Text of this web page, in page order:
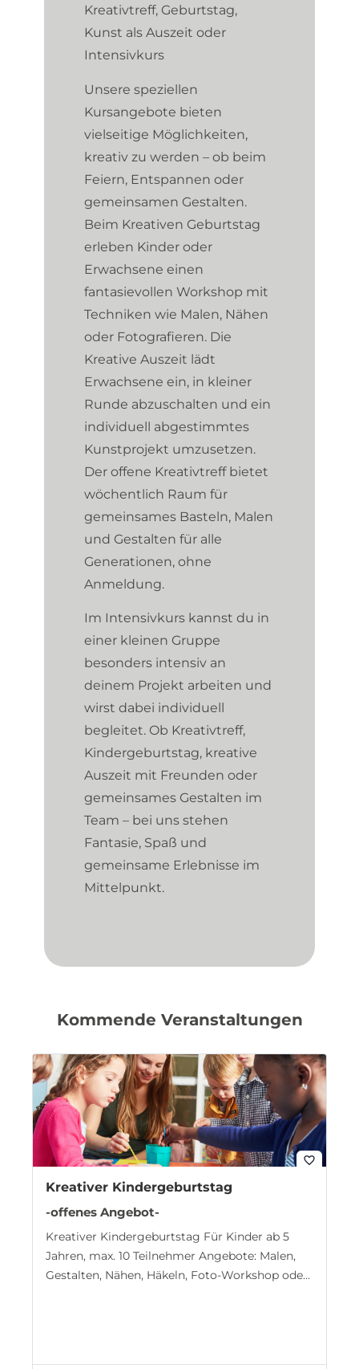
Kreativtreff, Geburtstag,
Kunst als Auszeit oder
Intensivkurs
Unsere speziellen
Kursangebote bieten
vielseitige Möglichkeiten,
kreativ zu werden – ob beim
Feiern, Entspannen oder
gemeinsamen Gestalten.
Beim Kreativen Geburtstag
erleben Kinder oder
Erwachsene einen
fantasievollen Workshop mit
Techniken wie Malen, Nähen
oder Fotografieren. Die
Kreative Auszeit lädt
Erwachsene ein, in kleiner
Runde abzuschalten und ein
individuell abgestimmtes
Kunstprojekt umzusetzen.
Der offene Kreativtreff bietet
wöchentlich Raum für
gemeinsames Basteln, Malen
und Gestalten für alle
Generationen, ohne
Anmeldung.
Im Intensivkurs kannst du in
einer kleinen Gruppe
besonders intensiv an
deinem Projekt arbeiten und
wirst dabei individuell
begleitet. Ob Kreativtreff,
Kindergeburtstag, kreative
Auszeit mit Freunden oder
gemeinsames Gestalten im
Team – bei uns stehen
Fantasie, Spaß und
gemeinsame Erlebnisse im
Mittelpunkt.
Kommende Veranstaltungen
favorite_border
Kreativer Kindergeburtstag
-offenes Angebot-
Kreativer Kindergeburtstag Für Kinder ab 5
Jahren, max. 10 Teilnehmer Angebote: Malen,
Gestalten, Nähen, Häkeln, Foto-Workshop oder